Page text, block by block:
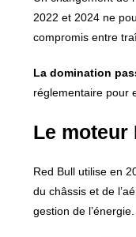
2022 et 2024 ne
compromis entre
La domination
réglementaire pour
Le moteur
Red Bull utilise en
du châssis et de
gestion de l’énergie.